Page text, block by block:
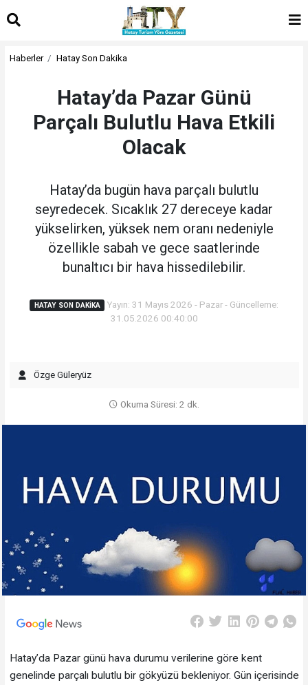
Haberler Hatay Son Dakika
Hatay’da Pazar Günü
Parçalı Bulutlu Hava Etkili
Olacak
Hatay’da bugün hava parçalı bulutlu
seyredecek. Sıcaklık 27 dereceye kadar
yükselirken, yüksek nem oranı nedeniyle
özellikle sabah ve gece saatlerinde
bunaltıcı bir hava hissedilebilir.
HATAY SON DAKIKA
Yayın: 31 Mayıs 2026 - Pazar - Güncelleme:
31.05.2026 00:40:00
Özge Güleryüz
Okuma Süresi: 2 dk.
Hatay’da Pazar günü hava durumu verilerine göre kent
genelinde parçalı bulutlu bir gökyüzü bekleniyor. Gün içerisinde